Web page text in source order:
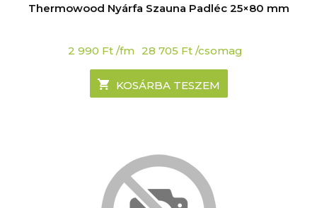
Thermowood Nyárfa Szauna Padléc 25×80 mm
2 990 Ft /fm 28 705 Ft /csomag
KOSÁRBA TESZEM